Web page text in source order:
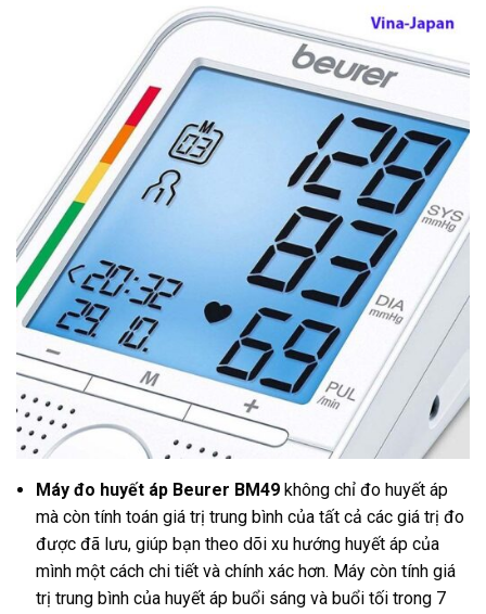
Máy đo huyết áp Beurer BM49 không chỉ đo huyết áp
mà còn tính toán giá trị trung bình của tất cả các giá trị đo
được đã lưu, giúp bạn theo dõi xu hướng huyết áp của
mình một cách chi tiết và chính xác hơn. Máy còn tính giá
trị trung bình của huyết áp buổi sáng và buổi tối trong 7